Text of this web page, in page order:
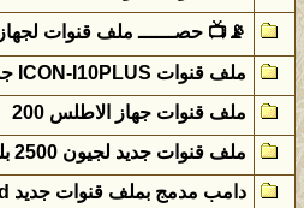
📡📺 حصــــــ ملف قنوات لجهاز Sat-illimité 5555 مع الشرح بالصوّر ــــــري📡
ملف قنوات ICON-I10PLUS جديد ومرتب
ملف قنوات جهاز الاطلس 200
ملف قنوات جديد لجيون 2500 بلوس + ستار سات 8800 هايبر
دامب مدمج بملف قنوات جديد starcom hd